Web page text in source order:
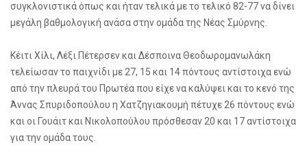
συγκλονιστικά όπως και ήταν τελικά με το τελικό 82-77 να δίνει
μεγάλη βαθμολογική ανάσα στην ομάδα της Νέας Σμύρνης.
Κέιτι Χίλι, Λέξι Πέτερσεν και Δέσποινα Θεοδωρομανωλάκη
τελείωσαν το παιχνίδι με 27, 15 και 14 πόντους αντίστοιχα ενώ
από την πλευρά του Πρωτέα που είχε να καλύψει και το κενό της
Άννας Σπυριδοπούλου η Χατζηγιακουμή πέτυχε 26 πόντους ενώ
και οι Γουάιτ και Νικολοπούλου πρόσθεσαν 20 και 17 αντίστοιχα
για την ομάδα τους.